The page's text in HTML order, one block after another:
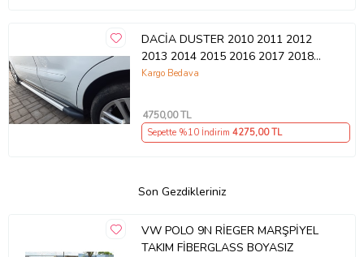
DACİA DUSTER 2010 2011 2012
2013 2014 2015 2016 2017 2018
YAN BASAMAK YAN KORUMA
Kargo Bedava
4750,00 TL
Sepette %10 İndirim 4275,00 TL
Son Gezdikleriniz
VW POLO 9N RİEGER MARŞPİYEL
TAKIM FİBERGLASS BOYASIZ